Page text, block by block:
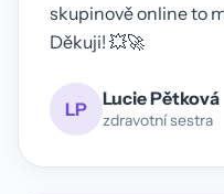
skupinově online to
Děkuji! 💥🚀
LP Lucie Pětková
zdravotní sestra